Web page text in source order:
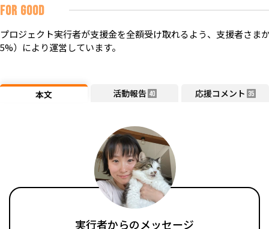
FOR GOOD
プロジェクト実行者が支援金を全額受け取れるよう、支援者さま
5%）により運営しています。
本文 活動報告 40 応援コメント 35
実行者からのメッセージ